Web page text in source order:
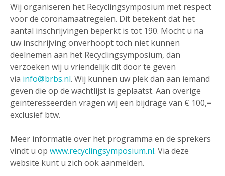
Wij organiseren het Recyclingsymposium met respect
voor de coronamaatregelen. Dit betekent dat het
aantal inschrijvingen beperkt is tot 190. Mocht u na
uw inschrijving onverhoopt toch niet kunnen
deelnemen aan het Recyclingsymposium, dan
verzoeken wij u vriendelijk dit door te geven
via info@brbs.nl. Wij kunnen uw plek dan aan iemand
geven die op de wachtlijst is geplaatst. Aan overige
geïnteresseerden vragen wij een bijdrage van € 100,=
exclusief btw.
Meer informatie over het programma en de sprekers
vindt u op www.recyclingsymposium.nl. Via deze
website kunt u zich ook aanmelden.